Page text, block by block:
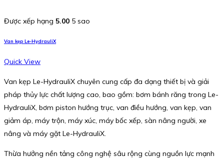
Được xếp hạng 5.00 5 sao
Van kẹp Le-HydrauliX
Quick View
Van kẹp Le-HydrauliX chuyên cung cấp đa dạng thiết bị và giải
pháp thủy lực chất lượng cao, bao gồm: bơm bánh răng trong Le-
HydrauliX, bơm piston hướng trục, van điều hướng, van kẹp, van
giảm áp, máy trộn, máy xúc, máy bốc xếp, sàn nâng người, xe
nâng và máy gặt Le-HydrauliX.
Thừa hưởng nền tảng công nghệ sâu rộng cùng nguồn lực mạnh